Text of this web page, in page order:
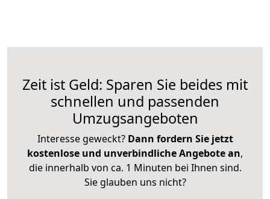
Zeit ist Geld: Sparen Sie beides mit
schnellen und passenden
Umzugsangeboten
Interesse geweckt? Dann fordern Sie jetzt
kostenlose und unverbindliche Angebote an,
die innerhalb von ca. 1 Minuten bei Ihnen sind.
Sie glauben uns nicht?